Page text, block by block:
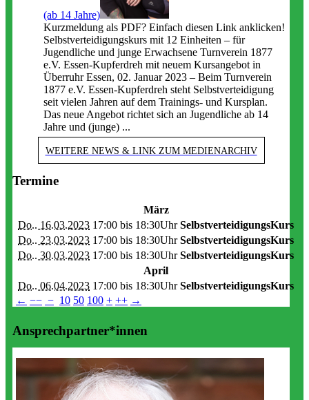
(ab 14 Jahre)
Kurzmeldung als PDF? Einfach diesen Link anklicken!
Selbstverteidigungskurs mit 12 Einheiten – für
Jugendliche und junge Erwachsene Turnverein 1877
e.V. Essen-Kupferdreh mit neuem Kursangebot in
Überruhr Essen, 02. Januar 2023 – Beim Turnverein
1877 e.V. Essen-Kupferdreh steht Selbstverteidigung
seit vielen Jahren auf dem Trainings- und Kursplan.
Das neue Angebot richtet sich an Jugendliche ab 14
Jahre und (junge) ...
WEITERE NEWS & LINK ZUM MEDIENARCHIV
Termine
März
Do.. 16.03.2023 17:00 bis 18:30Uhr SelbstverteidigungsKurs
Do.. 23.03.2023 17:00 bis 18:30Uhr SelbstverteidigungsKurs
Do.. 30.03.2023 17:00 bis 18:30Uhr SelbstverteidigungsKurs
April
Do.. 06.04.2023 17:00 bis 18:30Uhr SelbstverteidigungsKurs
← −− − 10 50 100 + ++ →
Ansprechpartner*innen